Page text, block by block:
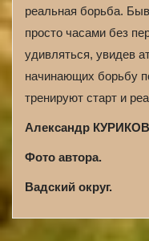
реальная борьба.
просто часами без
удивляться, увидев
начинающих борьбу
тренируют старт и
Александр
Фото автора.
Вадский округ.